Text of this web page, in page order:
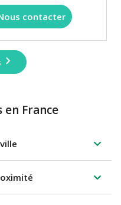
contacter
en France